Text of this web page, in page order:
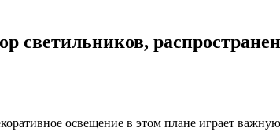
светильников,
освещение в этом плане играет